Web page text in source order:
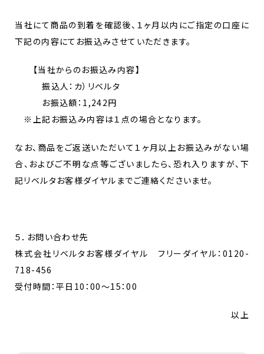
当社にて商品の到着を確認後、１ヶ月以内にご指定の口座に
下記の内容にてお振込みさせていただきます。
【当社からのお振込み内容】
振込人：カ）リベルタ
お振込額：1,242円
※上記お振込み内容は１点の場合となります。
なお、商品をご返送いただいて１ヶ月以上お振込みがない場
合、およびご不明な点等ございましたら、恐れ入りますが、下
記リベルタお客様ダイヤルまでご連絡くださいませ。
５．お問い合わせ先
株式会社リベルタお客様ダイヤル フリーダイヤル：0120-
718-456
受付時間：平日10：00～15：00
以上